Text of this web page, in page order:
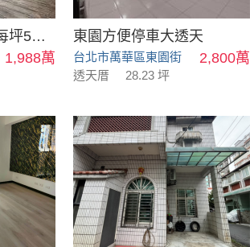
034-林森北路大樓每坪58萬
1,988萬
東園方便停車大透天
台北市萬華區東園街 2,800萬
透天厝 28.23 坪